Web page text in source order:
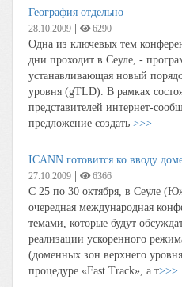
География отдельно
28.10.2009 6290
Одна из ключевых тем
дни проходит в Сеуле, -
устанавливающая новый
уровня (gTLD). В рамках
представителей интернет-
предложение создать >>>
ICANN готовится ко вводу
27.10.2009 6366
С 25 по 30 октября, в Сеуле
очередная международная
темами, которые будут
реализации ускоренного
(доменных зон верхнего
процедуре «Fast Track», а т>>>